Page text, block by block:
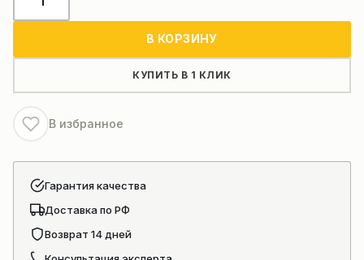
товара
фронтального
погрузчика
LG-
сборе(7100001884)
В КОРЗИНУ
КУПИТЬ В 1 КЛИК
В избранное
Гарантия качества
Доставка по РФ
Возврат 14 дней